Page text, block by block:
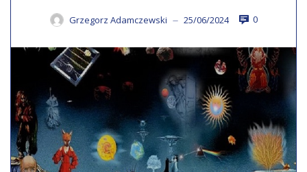
Grzegorz Adamczewski — 25/06/2024 0